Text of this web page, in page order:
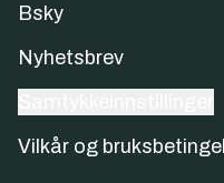
Bsky
Nyhetsbrev
Vilkår og